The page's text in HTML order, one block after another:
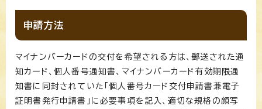
申請方法
マイナンバーカードの交付を希望される方は、郵送された通
知カード、個人番号通知書、マイナンバーカード有効期限通
知書に同封されていた「個人番号カード交付申請書兼電子
証明書発行申請書」に必要事項を記入、適切な規格の顔写